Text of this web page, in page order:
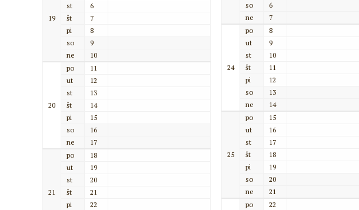
19
st
6
št
7
pi
8
so
9
ne
10
20
po
11
ut
12
st
13
št
14
pi
15
so
16
ne
17
21
po
18
ut
19
st
20
št
21
pi
22
so
6
ne
7
24
po
8
ut
9
st
10
št
11
pi
12
so
13
ne
14
25
po
15
ut
16
st
17
št
18
pi
19
so
20
ne
21
po
22